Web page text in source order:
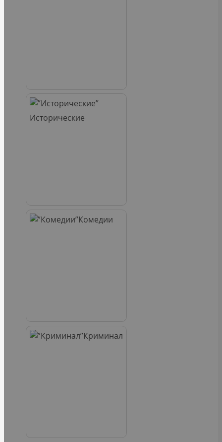
Исторические
Комедии
Криминал